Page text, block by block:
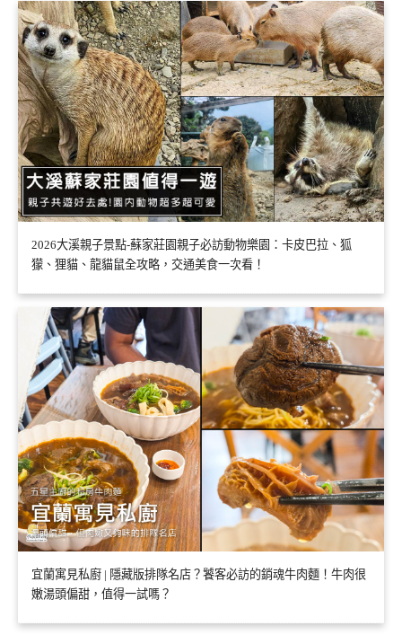
2026大溪親子景點-蘇家莊園親子必訪動物樂園：卡皮巴拉、狐
獴、狸貓、龍貓鼠全攻略，交通美食一次看！
宜蘭寓見私廚 | 隱藏版排隊名店？饕客必訪的銷魂牛肉麵！牛肉很
嫩湯頭偏甜，值得一試嗎？